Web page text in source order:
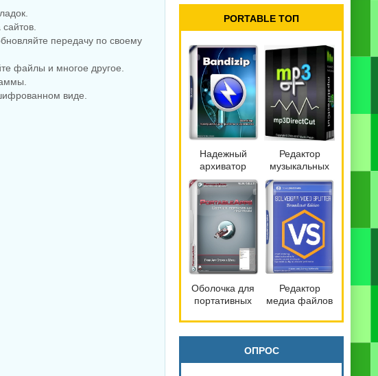
передачу по своему
файлы и многое другое.
виде.
PORTABLE ТОП
Надежный
архиватор
файлов
Bandizip 7.42
Pro by
Dodakaedr
Редактор
музыкальных
файлов
mp3DirectCut
2.40
Оболочка для
портативных
PortableApps.com
Platform 30.3
Редактор
медиа файлов
Video Splitter
9.0.2603.20
Broadcast
Edition
ОПРОС